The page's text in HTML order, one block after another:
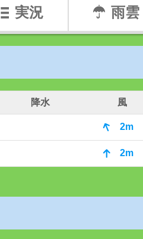
実況 雨雲
降水 風
2m
2m